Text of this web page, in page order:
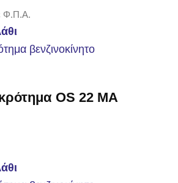
Φ.Π.Α.
OS 22 MA